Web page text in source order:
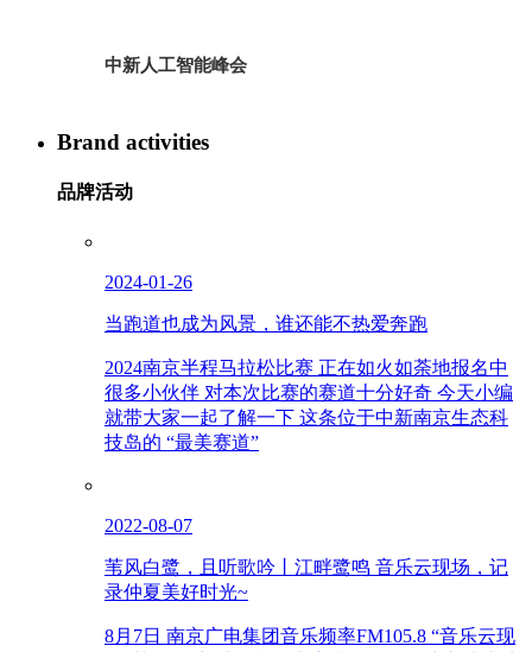
中新人工智能峰会
Brand activities
品牌活动
2024-01-26
当跑道也成为风景，谁还能不热爱奔跑
2024南京半程马拉松比赛 正在如火如荼地报名中
很多小伙伴 对本次比赛的赛道十分好奇 今天小编
就带大家一起了解一下 这条位于中新南京生态科
技岛的 “最美赛道”
2022-08-07
苇风白鹭，且听歌吟丨江畔鹭鸣 音乐云现场，记
录仲夏美好时光~
8月7日 南京广电集团音乐频率FM105.8 “音乐云现